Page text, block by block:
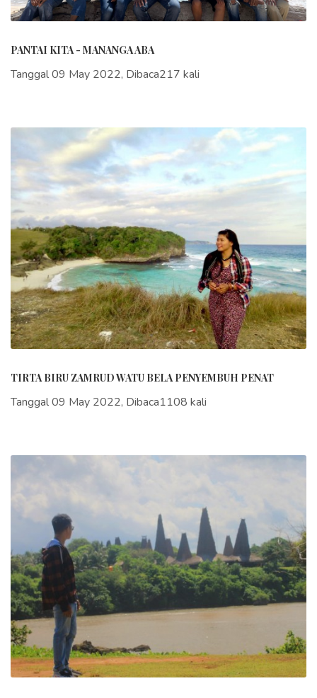
PANTAI KITA - MANANGA ABA
Tanggal 09 May 2022, Dibaca217 kali
TIRTA BIRU ZAMRUD WATU BELA PENYEMBUH PENAT
Tanggal 09 May 2022, Dibaca1108 kali